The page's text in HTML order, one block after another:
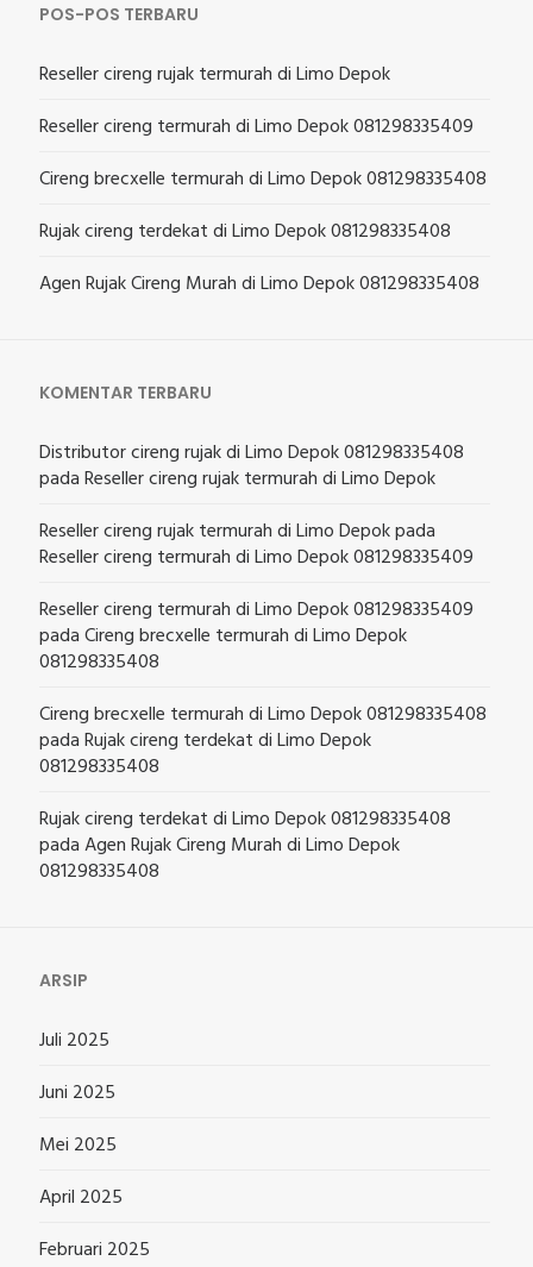
POS-POS TERBARU
Reseller cireng rujak termurah di Limo Depok
Reseller cireng termurah di Limo Depok 081298335409
Cireng brecxelle termurah di Limo Depok 081298335408
Rujak cireng terdekat di Limo Depok 081298335408
Agen Rujak Cireng Murah di Limo Depok 081298335408
KOMENTAR TERBARU
Distributor cireng rujak di Limo Depok 081298335408
padaReseller cireng rujak termurah di Limo Depok
Reseller cireng rujak termurah di Limo Depokpada
Reseller cireng termurah di Limo Depok 081298335409
Reseller cireng termurah di Limo Depok 081298335409
padaCireng brecxelle termurah di Limo Depok
081298335408
Cireng brecxelle termurah di Limo Depok 081298335408
padaRujak cireng terdekat di Limo Depok
081298335408
Rujak cireng terdekat di Limo Depok 081298335408
padaAgen Rujak Cireng Murah di Limo Depok
081298335408
ARSIP
Juli 2025
Juni 2025
Mei 2025
April 2025
Februari 2025